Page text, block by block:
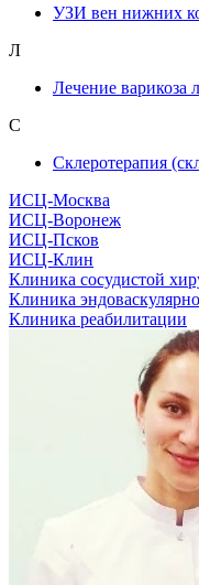
УЗИ вен нижних
Л
Лечение варикоза
С
Склеротерапия
ИСЦ-Москва
ИСЦ-Воронеж
ИСЦ-Псков
ИСЦ-Клин
Клиника сосудистой
Клиника
Клиника реабилитации